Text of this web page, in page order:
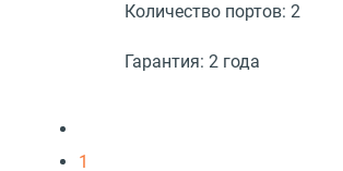
Количество портов: 2
Гарантия: 2 года
1